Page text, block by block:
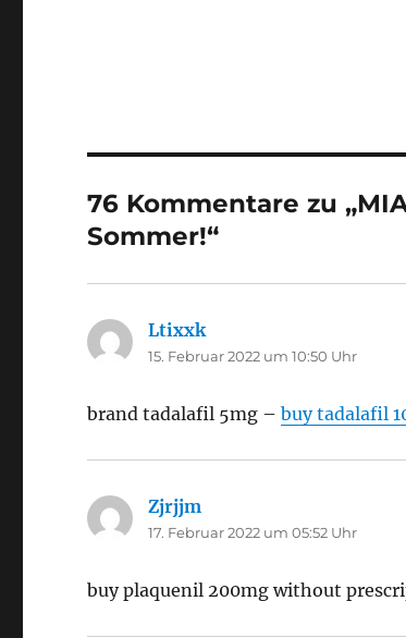
76 Kommentare zu
Sommer!“
Ltixxksagt:
15. Februar 2022 um 10:50 Uhr
brand tadalafil 5mg –buy tadalafil
Zjrjjm
17. Februar 2022 um 05:52 Uhr
buy plaquenil 200mg without